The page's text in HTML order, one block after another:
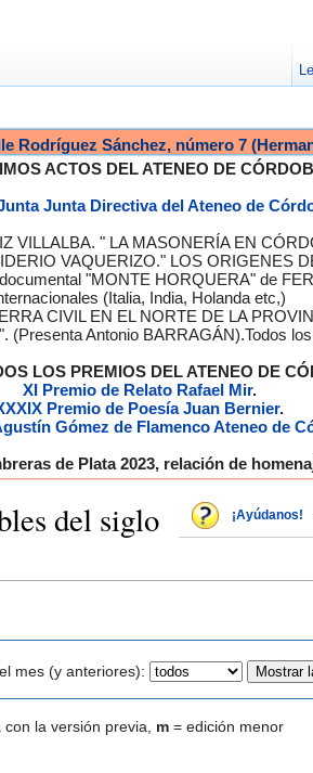
Rodríguez Sánchez, número 7
ACTOS DEL ATENEO DE
Junta Directiva del Ateneo de
VILLALBA. " LA MASONERÍA EN
VAQUERIZO." LOS ORIGENES
"MONTE HORQUERA" de
(Italia, India, Holanda etc,)
CIVIL EN EL NORTE DE LA
(Presenta Antonio BARRAGÁN).Todos
LOS PREMIOS DEL ATENEO DE
XI Premio de Relato Rafael Mir.
Premio de Poesía Juan Bernier.
Gómez de Flamenco Ateneo de
de Plata 2023, relación de
¡Ayúdanos!
del siglo
mes (y anteriores):
la versión previa, m = edición menor